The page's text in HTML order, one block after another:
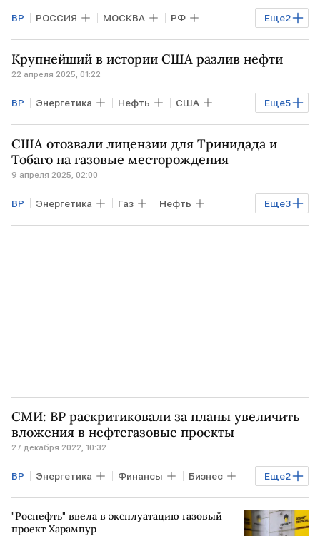
Еще2
ВР РОССИЯ МОСКВА РФ
Роснефть BP
Крупнейший в истории США разлив нефти
22 апреля 2025, 01:22
Еще5
ВР Энергетика Нефть США
Мексиканский залив МОСКВА
Барак Обама Верховный суд
США отозвали лицензии для Тринидада и
Тобаго на газовые месторождения
9 апреля 2025, 02:00
Еще3
ВР Энергетика Газ Нефть
США ВЕНЕСУЭЛА Дональд Трамп
СМИ: BP раскритиковали за планы увеличить
вложения в нефтегазовые проекты
27 декабря 2022, 10:32
Еще2
ВР Энергетика Финансы Бизнес
инвестиции экология
"Роснефть" ввела в эксплуатацию газовый
проект Харампур